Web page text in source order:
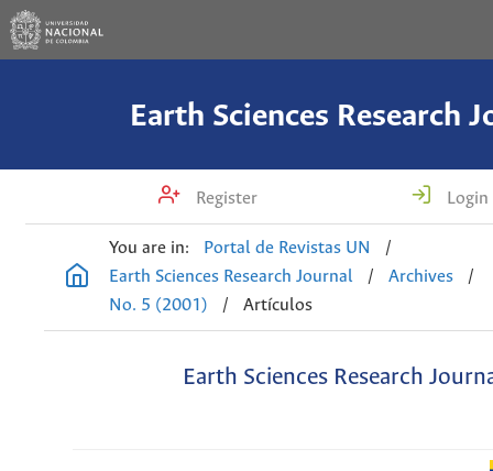
Earth Sciences Research
Register Login
You are in: Portal de Revistas UN
/
Earth Sciences Research Journal
/ Archives
/
No. 5 (2001)
/ Artículos
Earth Sciences Research